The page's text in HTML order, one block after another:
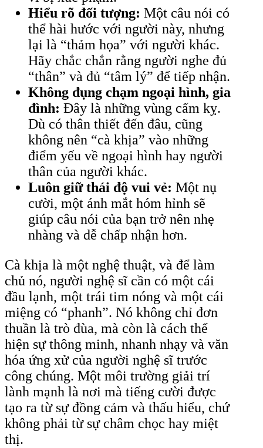
Hiểu rõ đối tượng: Một câu nói có
thể hài hước với người này, nhưng
lại là “thảm họa” với người khác.
Hãy chắc chắn rằng người nghe đủ
“thân” và đủ “tâm lý” để tiếp nhận.
Không đụng chạm ngoại hình, gia
đình: Đây là những vùng cấm kỵ.
Dù có thân thiết đến đâu, cũng
không nên “cà khịa” vào những
điểm yếu về ngoại hình hay người
thân của người khác.
Luôn giữ thái độ vui vẻ: Một nụ
cười, một ánh mắt hóm hỉnh sẽ
giúp câu nói của bạn trở nên nhẹ
nhàng và dễ chấp nhận hơn.
Cà khịa là một nghệ thuật, và để làm
chủ nó, người nghệ sĩ cần có một cái
đầu lạnh, một trái tim nóng và một cái
miệng có “phanh”. Nó không chỉ đơn
thuần là trò đùa, mà còn là cách thể
hiện sự thông minh, nhanh nhạy và văn
hóa ứng xử của người nghệ sĩ trước
công chúng. Một môi trường giải trí
lành mạnh là nơi mà tiếng cười được
tạo ra từ sự đồng cảm và thấu hiểu, chứ
không phải từ sự châm chọc hay miệt
thị.